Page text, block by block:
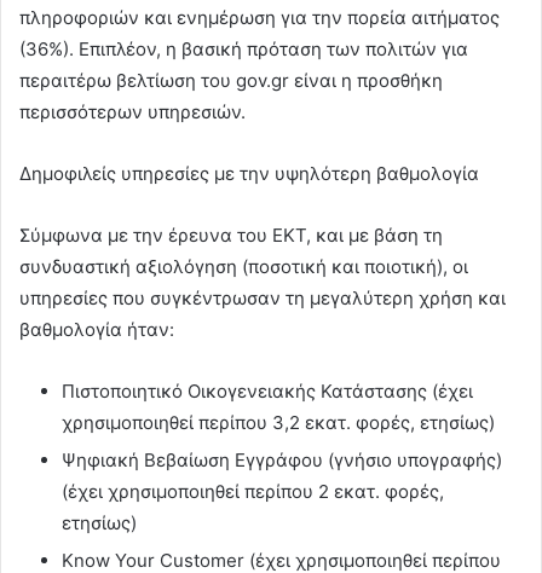
πληροφοριών και ενημέρωση για την πορεία αιτήματος
(36%). Επιπλέον, η βασική πρόταση των πολιτών για
περαιτέρω βελτίωση του gov.gr είναι η προσθήκη
περισσότερων υπηρεσιών.
Δημοφιλείς υπηρεσίες με την υψηλότερη βαθμολογία
Σύμφωνα με την έρευνα του ΕΚΤ, και με βάση τη
συνδυαστική αξιολόγηση (ποσοτική και ποιοτική), οι
υπηρεσίες που συγκέντρωσαν τη μεγαλύτερη χρήση και
βαθμολογία ήταν:
Πιστοποιητικό Οικογενειακής Κατάστασης (έχει
χρησιμοποιηθεί περίπου 3,2 εκατ. φορές, ετησίως)
Ψηφιακή Βεβαίωση Εγγράφου (γνήσιο υπογραφής)
(έχει χρησιμοποιηθεί περίπου 2 εκατ. φορές,
ετησίως)
Know Your Customer (έχει χρησιμοποιηθεί περίπου